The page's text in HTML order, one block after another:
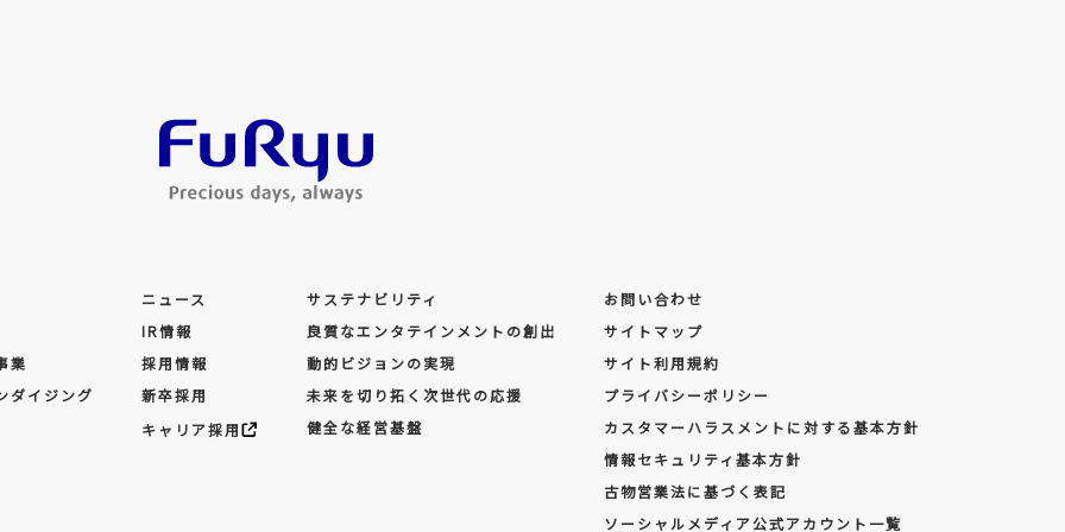
業
ダイジング
ニュース
IR情報
採用情報
新卒採用
キャリア採用
サステナビリティ
良質なエンタテインメントの創出
動的ビジョンの実現
未来を切り拓く次世代の応援
健全な経営基盤
お問い合わせ
サイトマップ
サイト利用規約
プライバシーポリシー
カスタマーハラスメントに対する基本方針
情報セキュリティ基本方針
古物営業法に基づく表記
ソーシャルメディア公式アカウント一覧